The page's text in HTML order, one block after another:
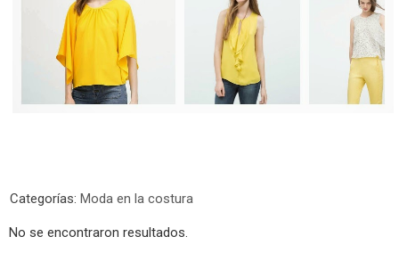
Categorías: Moda en la costura
No se encontraron resultados.